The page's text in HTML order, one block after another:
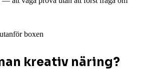
kreativ näring?